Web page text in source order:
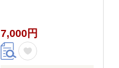
7,000円